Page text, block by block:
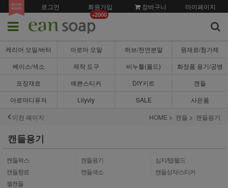
로그인 회원가입
+2000
장바구니 마이페이지
케리어 오일/버터 아로마 오일 허브/천연분말
원재료/첨가제
베이스/색소
제작 도구 비누틀(몰드)
화장품 용기/공병
포장재료
예쁜스티커 DIY키트
캔들
아로마디퓨저
Lilyvly SALE
사은품
이전 페이지
HOME 캔들 캔들용기
캔들용기
캔들왁스 캔들용기
심지/탭/몰드
캔들향료
캔들색소
캔들상자/스티커
젤캔들